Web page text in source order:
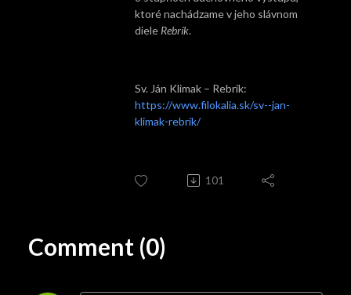
ktoré nachádzame v jeho slávnom
diele Rebrík.
Sv. Ján Klimak – Rebrík:
https://www.filokalia.sk/sv--jan-
klimak-rebrik/
101
Comment (0)